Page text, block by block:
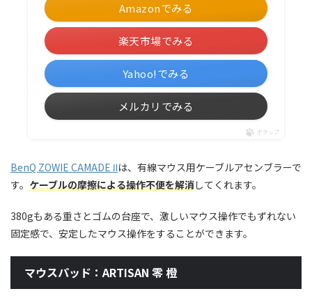
Amazonでみる
楽天市場でみる
Yahoo!でみる
メルカリでみる
ポチップ
BenQ ZOWIE CAMADE Ⅱは、有線マウス用ケーブルアセンブラーで
す。 ケーブルの摩擦による操作不便を解消してくれます。
380gもある重さとゴムの台座で、激しいマウス操作でもずれない
固定感で、安定したマウス操作をすることができます。
マウスパッド：ARTISAN 零 橙